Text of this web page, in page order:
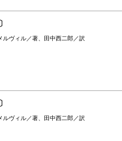
ルヴィル／著、田中西二郎／訳
ルヴィル／著、田中西二郎／訳